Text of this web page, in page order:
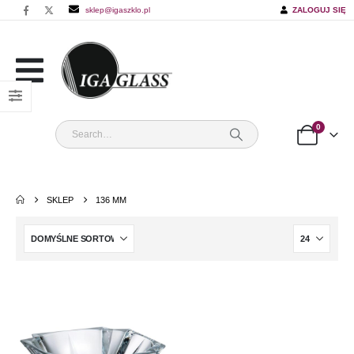
sklep@igaszklo.pl ZALOGUJ SIĘ
0
SKLEP 136 MM